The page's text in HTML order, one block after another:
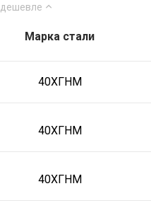
дешевле
Марка стали
40ХГНМ
40ХГНМ
40ХГНМ